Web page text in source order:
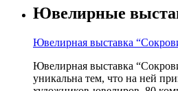
Ювелирные
Ювелирная выставка
Ювелирная выставка
уникальна тем, что на ней